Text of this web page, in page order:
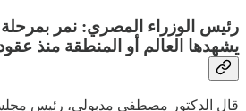
رئيس الوزراء المصري: نمر بمرحلة
يشهدها العالم أو المنطقة منذ
قال الدكتور مصطفى مدبولي، رئيس